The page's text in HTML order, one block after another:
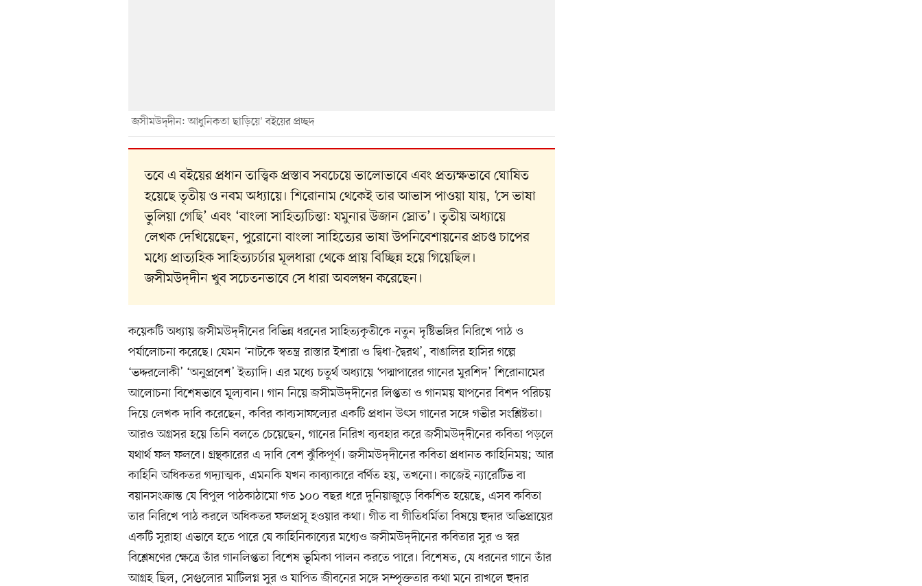
`জসীমউদ্‌দীন: আধুনিকতা ছাড়িয়ে' বইয়ের প্রচ্ছদ
তবে এ বইয়ের প্রধান তাত্ত্বিক প্রস্তাব সবচেয়ে ভালোভাবে এবং প্রত্যক্ষভাবে ঘোষিত
হয়েছে তৃতীয় ও নবম অধ্যায়ে। শিরোনাম থেকেই তার আভাস পাওয়া যায়, ‘সে ভাষা
ভুলিয়া গেছি’ এবং ‘বাংলা সাহিত্যচিন্তা: যমুনার উজান স্রোত’। তৃতীয় অধ্যায়ে
লেখক দেখিয়েছেন, পুরোনো বাংলা সাহিত্যের ভাষা উপনিবেশায়নের প্রচণ্ড চাপের
মধ্যে প্রাত্যহিক সাহিত্যচর্চার মূলধারা থেকে প্রায় বিচ্ছিন্ন হয়ে গিয়েছিল।
জসীমউদ্‌দীন খুব সচেতনভাবে সে ধারা অবলম্বন করেছেন।
কয়েকটি অধ্যায় জসীমউদ্‌দীনের বিভিন্ন ধরনের সাহিত্যকৃতীকে নতুন দৃষ্টিভঙ্গির নিরিখে পাঠ ও
পর্যালোচনা করেছে। যেমন ‘নাটকে স্বতন্ত্র রাস্তার ইশারা ও দ্বিধা-দ্বৈরথ’, বাঙালির হাসির গল্পে
‘ভদ্দরলোকী’ ‘অনুপ্রবেশ’ ইত্যাদি। এর মধ্যে চতুর্থ অধ্যায়ে ‘পদ্মাপারের গানের মুরশিদ’ শিরোনামের
আলোচনা বিশেষভাবে মূল্যবান। গান নিয়ে জসীমউদ্‌দীনের লিপ্ততা ও গানময় যাপনের বিশদ পরিচয়
দিয়ে লেখক দাবি করেছেন, কবির কাব্যসাফল্যের একটি প্রধান উৎস গানের সঙ্গে গভীর সংশ্লিষ্টতা।
আরও অগ্রসর হয়ে তিনি বলতে চেয়েছেন, গানের নিরিখ ব্যবহার করে জসীমউদ্‌দীনের কবিতা পড়লে
যথার্থ ফল ফলবে। গ্রন্থকারের এ দাবি বেশ ঝুঁকিপূর্ণ। জসীমউদ্‌দীনের কবিতা প্রধানত কাহিনিময়; আর
কাহিনি অধিকতর গদ্যাত্মক, এমনকি যখন কাব্যাকারে বর্ণিত হয়, তখনো। কাজেই ন্যারেটিভ বা
বয়ানসংক্রান্ত যে বিপুল পাঠকাঠামো গত ১০০ বছর ধরে দুনিয়াজুড়ে বিকশিত হয়েছে, এসব কবিতা
তার নিরিখে পাঠ করলে অধিকতর ফলপ্রসূ হওয়ার কথা। গীত বা গীতিধর্মিতা বিষয়ে হুদার অভিপ্রায়ের
একটি সুরাহা এভাবে হতে পারে যে কাহিনিকাব্যের মধ্যেও জসীমউদ্‌দীনের কবিতার সুর ও স্বর
বিশ্লেষণের ক্ষেত্রে তাঁর গানলিপ্ততা বিশেষ ভূমিকা পালন করতে পারে। বিশেষত, যে ধরনের গানে তাঁর
আগ্রহ ছিল, সেগুলোর মাটিলগ্ন সুর ও যাপিত জীবনের সঙ্গে সম্পৃক্ততার কথা মনে রাখলে হুদার